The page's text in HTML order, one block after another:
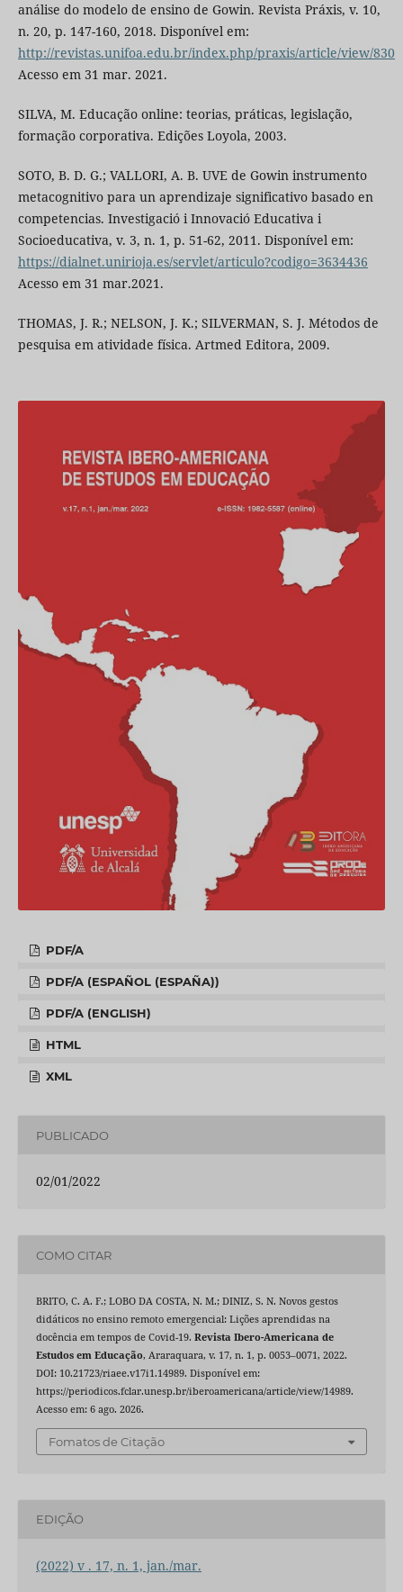
análise do modelo de ensino de Gowin. Revista Práxis, v. 10,
n. 20, p. 147-160, 2018. Disponível em:
http://revistas.unifoa.edu.br/index.php/praxis/article/view/830
Acesso em 31 mar. 2021.
SILVA, M. Educação online: teorias, práticas, legislação,
formação corporativa. Edições Loyola, 2003.
SOTO, B. D. G.; VALLORI, A. B. UVE de Gowin instrumento
metacognitivo para un aprendizaje significativo basado en
competencias. Investigació i Innovació Educativa i
Socioeducativa, v. 3, n. 1, p. 51-62, 2011. Disponível em:
https://dialnet.unirioja.es/servlet/articulo?codigo=3634436
Acesso em 31 mar.2021.
THOMAS, J. R.; NELSON, J. K.; SILVERMAN, S. J. Métodos de
pesquisa em atividade física. Artmed Editora, 2009.
PDF/A
PDF/A (ESPAÑOL (ESPAÑA))
PDF/A (ENGLISH)
HTML
XML
PUBLICADO
02/01/2022
COMO CITAR
BRITO, C. A. F.; LOBO DA COSTA, N. M.; DINIZ, S. N. Novos gestos
didáticos no ensino remoto emergencial: Lições aprendidas na
docência em tempos de Covid-19. Revista Ibero-Americana de
Estudos em Educação, Araraquara, v. 17, n. 1, p. 0053–0071, 2022.
DOI: 10.21723/riaee.v17i1.14989. Disponível em:
https://periodicos.fclar.unesp.br/iberoamericana/article/view/14989.
Acesso em: 6 ago. 2026.
Fomatos de Citação
EDIÇÃO
(2022) v . 17, n. 1, jan./mar.